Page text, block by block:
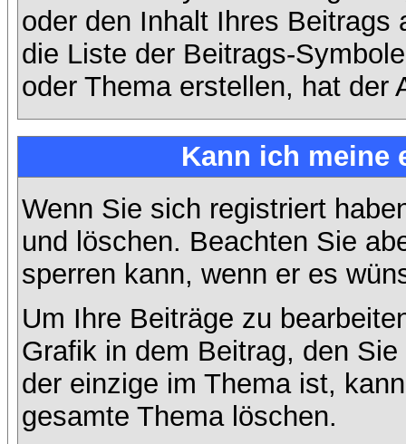
oder den Inhalt Ihres
die Liste der Beitrags-
oder Thema erstellen, hat der
Kann ich meine
Wenn Sie sich registriert
und löschen. Beachten Sie
sperren kann, wenn er es
Um Ihre Beiträge zu
Grafik in dem Beitrag, den
der einzige im Thema ist,
gesamte Thema löschen.